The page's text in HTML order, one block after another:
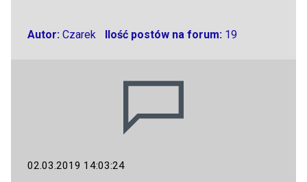
Autor: Czarek Ilość postów na forum:19
02.03.2019 14:03:24